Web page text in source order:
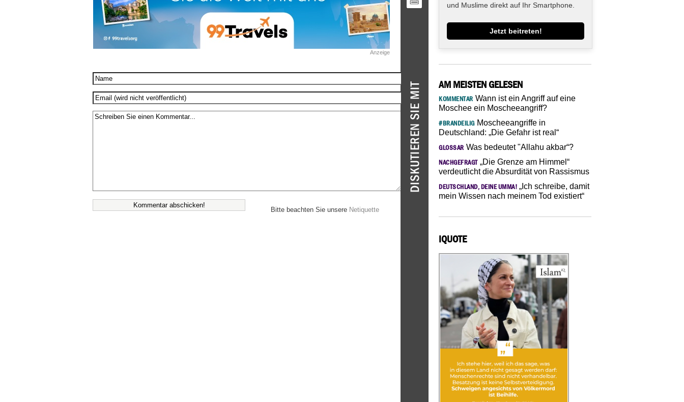
Anzeige
Bitte beachten Sie unsere Netiquette
und Muslime direkt auf Ihr Smartphone.
Jetzt beitreten!
AM MEISTEN GELESEN
KOMMENTAR Wann ist ein Angriff auf eine
Moschee ein Moscheeangriff?
#BRANDEILIGMoscheeangriffe in
Deutschland: „Die Gefahr ist real“
GLOSSAR Was bedeutet "Allahu akbar“?
NACHGEFRAGT„Die Grenze am Himmel“
verdeutlicht die Absurdität von Rassismus
DEUTSCHLAND, DEINE UMMA! „Ich schreibe, damit
mein Wissen nach meinem Tod existiert“
IQUOTE